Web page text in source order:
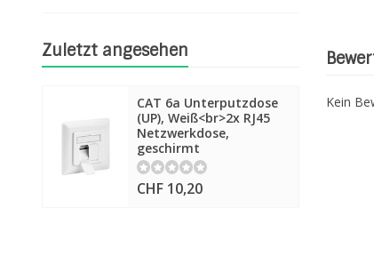
Zuletzt angesehen
CAT 6a Unterputzdose
(UP), Weiß<br>2x RJ45
Netzwerkdose,
geschirmt
CHF 10,20
Kein